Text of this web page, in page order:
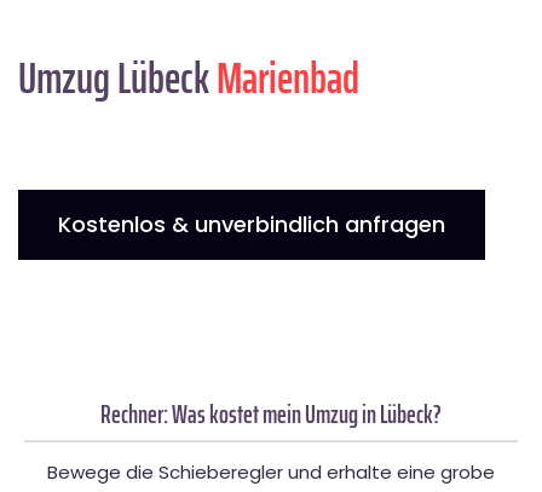
Umzug LübeckMarienbad
Kostenlos & unverbindlich anfragen
Rechner: Was kostet mein Umzug in Lübeck?
Bewege die Schieberegler und erhalte eine grobe